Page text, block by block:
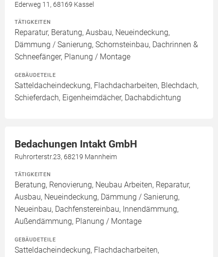
Ederweg 11, 68169 Kassel
TÄTIGKEITEN
Reparatur, Beratung, Ausbau, Neueindeckung,
Dämmung / Sanierung, Schornsteinbau, Dachrinnen &
Schneefänger, Planung / Montage
GEBÄUDETEILE
Satteldacheindeckung, Flachdacharbeiten, Blechdach,
Schieferdach, Eigenheimdächer, Dachabdichtung
Bedachungen Intakt GmbH
Ruhrorterstr.23, 68219 Mannheim
TÄTIGKEITEN
Beratung, Renovierung, Neubau Arbeiten, Reparatur,
Ausbau, Neueindeckung, Dämmung / Sanierung,
Neueinbau, Dachfenstereinbau, Innendämmung,
Außendämmung, Planung / Montage
GEBÄUDETEILE
Satteldacheindeckung, Flachdacharbeiten,